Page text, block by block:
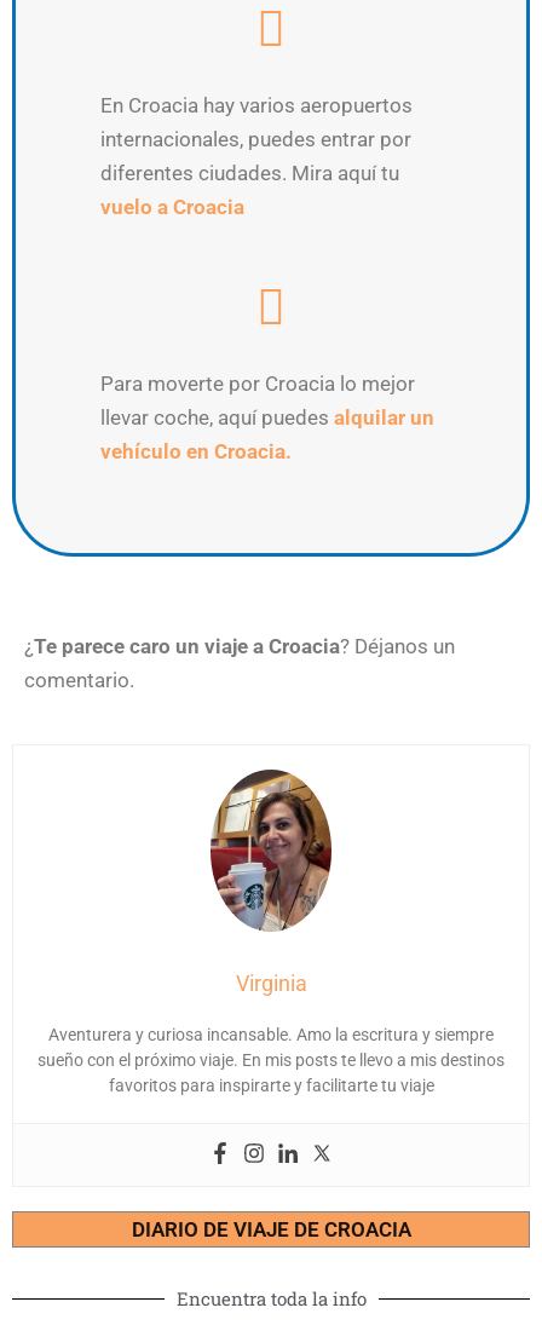
En Croacia hay varios aeropuertos
internacionales, puedes entrar por
diferentes ciudades. Mira aquí tu
vuelo a Croacia
Para moverte por Croacia lo mejor
llevar coche, aquí puedes alquilar un
vehículo en Croacia.
¿Te parece caro un viaje a Croacia? Déjanos un
comentario.
Virginia
Aventurera y curiosa incansable. Amo la escritura y siempre
sueño con el próximo viaje. En mis posts te llevo a mis destinos
favoritos para inspirarte y facilitarte tu viaje
DIARIO DE VIAJE DE CROACIA
Encuentra toda la info